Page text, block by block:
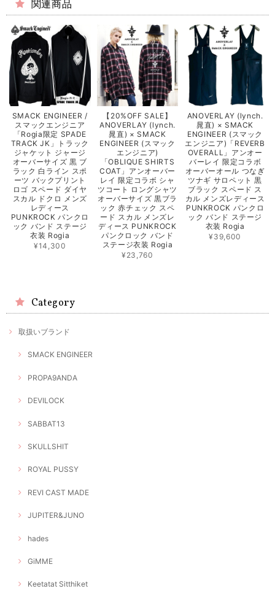
関連商品
SMACK ENGINEER /
スマックエンジニア
「Rogia限定 SPADE
TRACK JK」トラック
ジャケット ジャージ
オーバーサイズ 黒 ブ
ラック 白ライン スポ
ーツ バックプリント
ロゴ スペード ダイヤ
スカル ドクロ メンズ
レディース
PUNKROCK パンクロ
ック バンド ステージ
衣装 Rogia
¥14,300
【20%OFF SALE】
ANOVERLAY (lynch.
晁直) × SMACK
ENGINEER (スマック
エンジニア)
「OBLIQUE SHIRTS
COAT」アンオーバー
レイ 限定コラボ シャ
ツコート ロングシャツ
オーバーサイズ 黒ブラ
ック 赤チェック スペ
ード スカル メンズレ
ディース PUNKROCK
パンクロック バンド
ステージ衣装 Rogia
¥23,760
ANOVERLAY (lynch.
晁直) × SMACK
ENGINEER (スマック
エンジニア)「REVERB
OVERALL」アンオー
バーレイ 限定コラボ
オーバーオール つなぎ
ツナギ サロペット 黒
ブラック スペード ス
カル メンズレディース
PUNKROCK パンクロ
ック バンド ステージ
衣装 Rogia
¥39,600
Category
取扱いブランド
SMACK ENGINEER
PROPA9ANDA
DEVILOCK
SABBAT13
SKULLSHIT
ROYAL PUSSY
REVI CAST MADE
JUPITER&JUNO
hades
GiMME
Keetatat Sitthiket